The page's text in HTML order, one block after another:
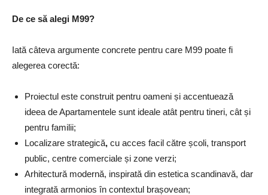
De ce să alegi M99?
Iată câteva argumente concrete pentru care M99 poate fi
alegerea corectă:
Proiectul este construit pentru oameni și accentuează
ideea de Apartamentele sunt ideale atât pentru tineri, cât și
pentru familii;
Localizare strategică, cu acces facil către școli, transport
public, centre comerciale și zone verzi;
Arhitectură modernă, inspirată din estetica scandinavă, dar
integrată armonios în contextul brașovean;